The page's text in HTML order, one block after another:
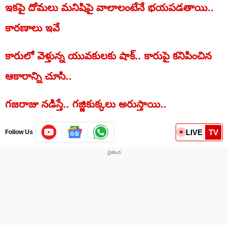
ఇకపై దోమలు మనిషిపై వాలాలంటేనే భయపడతాయి..
కారణాలు ఇవే
కారులో వెళ్తున్న యువకులకు షాక్.. కారుపై కనిపించిన
ఆకారాన్ని చూసి..
గజరాజు నడిస్తే.. గజ్జికుక్కలు అరుస్తాయి..
Follow Us LIVE TV